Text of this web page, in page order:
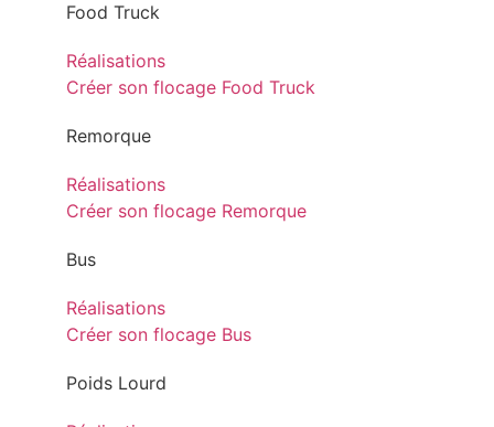
Food Truck
Réalisations
Créer son flocage Food Truck
Remorque
Réalisations
Créer son flocage Remorque
Bus
Réalisations
Créer son flocage Bus
Poids Lourd